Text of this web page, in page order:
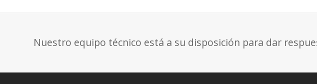
Nuestro equipo técnico está a su disposición para dar